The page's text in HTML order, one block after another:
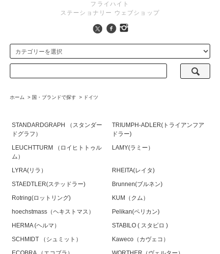
フライハイト
ステーショナリー ウェブショップ
ホーム > 国・ブランドで探す > ドイツ
STANDARDGRAPH （スタンダー
ドグラフ）
TRIUMPH-ADLER(トライアンフア
ドラー)
LEUCHTTURM （ロイヒトトゥル
ム）
LAMY(ラミー）
LYRA(リラ）
RHEITA(レイタ)
STAEDTLER(ステッドラー)
Brunnen(ブルネン)
Rotring(ロットリング)
KUM（クム）
hoechstmass（ヘキストマス）
Pelikan(ペリカン)
HERMA (ヘルマ）
STABILO ( スタビロ )
SCHMIDT （シュミット）
Kaweco（カヴェコ）